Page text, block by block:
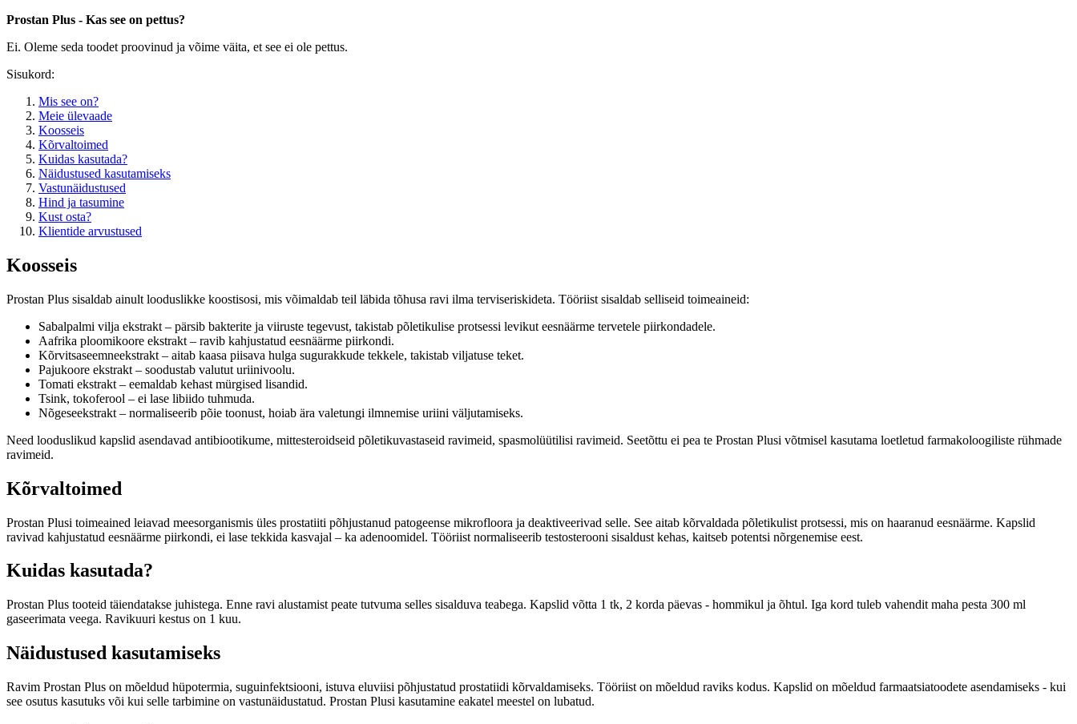
Prostan Plus - Kas see on pettus?
Ei. Oleme seda toodet proovinud ja võime väita, et see ei ole pettus.
Sisukord:
Mis see on?
Meie ülevaade
Koosseis
Kõrvaltoimed
Kuidas kasutada?
Näidustused kasutamiseks
Vastunäidustused
Hind ja tasumine
Kust osta?
Klientide arvustused
Koosseis
Prostan Plus sisaldab ainult looduslikke koostisosi, mis võimaldab teil läbida tõhusa ravi ilma terviseriskideta. Tööriist sisaldab selliseid toimeaineid:
Sabalpalmi vilja ekstrakt – pärsib bakterite ja viiruste tegevust, takistab põletikulise protsessi levikut eesnäärme tervetele piirkondadele.
Aafrika ploomikoore ekstrakt – ravib kahjustatud eesnäärme piirkondi.
Kõrvitsaseemneekstrakt – aitab kaasa piisava hulga sugurakkude tekkele, takistab viljatuse teket.
Pajukoore ekstrakt – soodustab valutut uriinivoolu.
Tomati ekstrakt – eemaldab kehast mürgised lisandid.
Tsink, tokoferool – ei lase libiido tuhmuda.
Nõgeseekstrakt – normaliseerib põie toonust, hoiab ära valetungi ilmnemise uriini väljutamiseks.
Need looduslikud kapslid asendavad antibiootikume, mittesteroidseid põletikuvastaseid ravimeid, spasmolüütilisi ravimeid. Seetõttu ei pea te Prostan Plusi võtmisel kasutama loetletud farmakoloogiliste rühmade
ravimeid.
Kõrvaltoimed
Prostan Plusi toimeained leiavad meesorganismis üles prostatiiti põhjustanud patogeense mikrofloora ja deaktiveerivad selle. See aitab kõrvaldada põletikulist protsessi, mis on haaranud eesnäärme. Kapslid
ravivad kahjustatud eesnäärme piirkondi, ei lase tekkida kasvajal – ka adenoomidel. Tööriist normaliseerib testosterooni sisaldust kehas, kaitseb potentsi nõrgenemise eest.
Kuidas kasutada?
Prostan Plus tooteid täiendatakse juhistega. Enne ravi alustamist peate tutvuma selles sisalduva teabega. Kapslid võtta 1 tk, 2 korda päevas - hommikul ja õhtul. Iga kord tuleb vahendit maha pesta 300 ml
gaseerimata veega. Ravikuuri kestus on 1 kuu.
Näidustused kasutamiseks
Ravim Prostan Plus on mõeldud hüpotermia, suguinfektsiooni, istuva eluviisi põhjustatud prostatiidi kõrvaldamiseks. Tööriist on mõeldud raviks kodus. Kapslid on mõeldud farmaatsiatoodete asendamiseks - kui
see osutus kasutuks või kui selle tarbimine on vastunäidustatud. Prostan Plusi kasutamine eakatel meestel on lubatud.